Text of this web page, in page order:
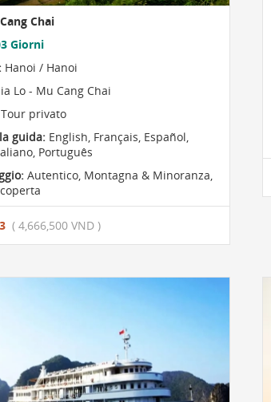
Chai
Giorni
Hanoi / Hanoi
Lo - Mu Cang Chai
Tour privato
guida: English, Français, Español,
Português
Autentico, Montagna & Minoranza,
( 4,666,500 VND )